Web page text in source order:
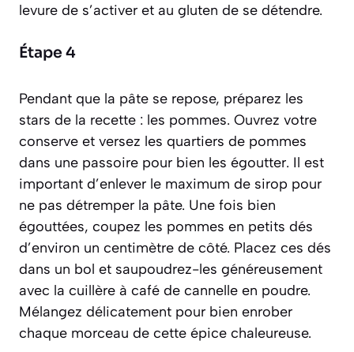
levure de s’activer et au gluten de se détendre.
Étape 4
Pendant que la pâte se repose, préparez les
stars de la recette : les pommes. Ouvrez votre
conserve et versez les quartiers de pommes
dans une passoire pour bien les égoutter. Il est
important d’enlever le maximum de sirop pour
ne pas détremper la pâte. Une fois bien
égouttées, coupez les pommes en petits dés
d’environ un centimètre de côté. Placez ces dés
dans un bol et saupoudrez-les généreusement
avec la cuillère à café de cannelle en poudre.
Mélangez délicatement pour bien enrober
chaque morceau de cette épice chaleureuse.